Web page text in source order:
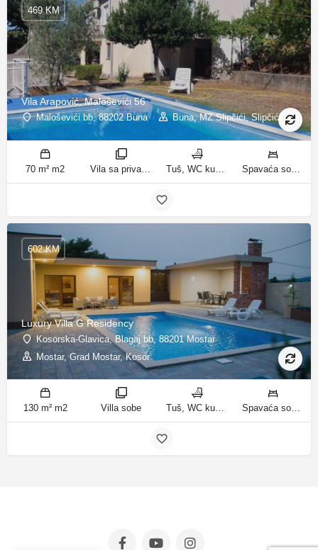
Vila Arapović, Maloševići 56
Maloševići bb, 88202 Buna Buna, MZ Slipčići, Slipčići
469 KM
70 m² m2 Vila sa privatnim bazenom sobe Tuš, WC kupatila Spavaća soba 1: 3 odvojena kreveta | Spavaća soba 2: 3 kreveta za jednu osobu | Dnevni boravak: 1 kauč na razvlačenje ležaja
Luxury Villa G Residency
Kosorska-Glavica, Blagaj bb, 88201 Mostar
Mostar, Grad Mostar, Kosor
602 KM
130 m² m2 Villa sobe Tuš, WC kupatila Spavaća soba 1: 1 bračni krevet | Spavaća soba 2: 2 kreveta za jednu osobu | Spavaća soba 3: 1 bračni krevet | Spavaća soba 4: 2 kreveta za jednu osobu | Dnevni boravak: 1 kauč na razvlačenje ležaja